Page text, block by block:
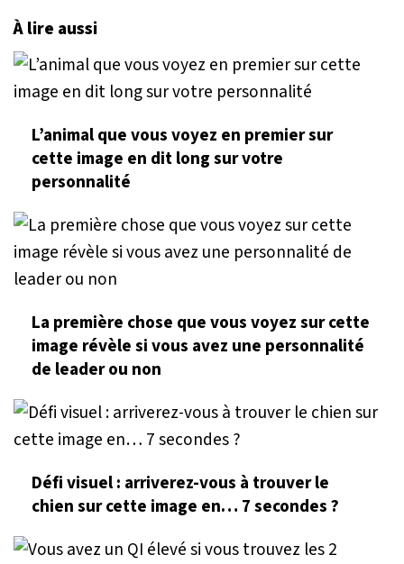
À lire aussi
L’animal que vous voyez en premier sur
cette image en dit long sur votre
personnalité
La première chose que vous voyez sur cette
image révèle si vous avez une personnalité
de leader ou non
Défi visuel : arriverez-vous à trouver le
chien sur cette image en… 7 secondes ?